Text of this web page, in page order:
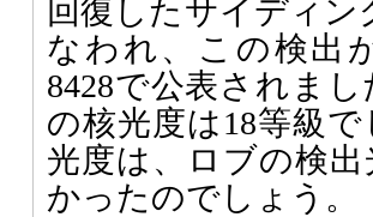
回復したサイディン
なわれ、この検出
8428で公表されま
の核光度は18等級
光度は、ロブの検
かったのでしょう。